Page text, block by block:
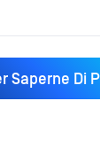
Saperne Di